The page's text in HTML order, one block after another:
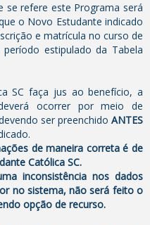
se refere este Programa será
o Novo Estudante indicado
e matrícula no curso de
estipulado da Tabela
SC faça jus ao benefício, a
ocorrer por meio de
ser preenchido ANTES
de maneira correta é de
Católica SC.
inconsistência nos dados
no sistema, não será feito o
opção de recurso.